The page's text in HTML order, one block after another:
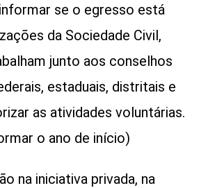
se o egresso está
da Sociedade Civil,
junto aos conselhos
estaduais, distritais e
as atividades voluntárias.
o ano de início)
na iniciativa privada, na